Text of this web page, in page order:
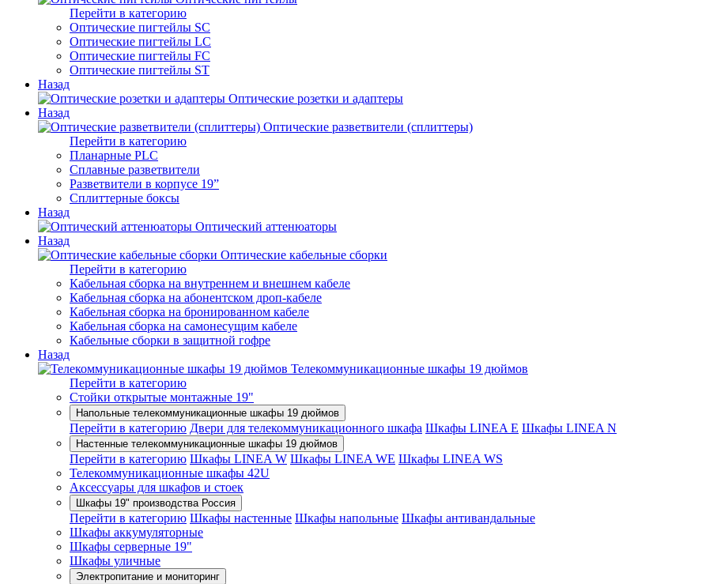
Перейти в категорию
Оптические пигтейлы SC
Оптические пигтейлы LC
Оптические пигтейлы FC
Оптические пигтейлы ST
Назад
Оптические розетки и адаптеры
Назад
Оптические разветвители (сплиттеры)
Перейти в категорию
Планарные PLC
Сплавные разветвители
Разветвители в корпусе 19”
Сплиттерные боксы
Назад
Оптический аттенюаторы
Назад
Оптические кабельные сборки
Перейти в категорию
Кабельная сборка на внутреннем и внешнем кабеле
Кабельная сборка на абонентском дроп-кабеле
Кабельная сборка на бронированном кабеле
Кабельная сборка на самонесущим кабеле
Кабельные сборки в защитной гофре
Назад
Телекоммуникационные шкафы 19 дюймов
Перейти в категорию
Стойки открытые монтажные 19"
Напольные телекоммуникационные шкафы 19 дюймов
Перейти в категорию Двери для телекоммуникационного шкафа Шкафы LINEA E Шкафы LINEA N
Настенные телекоммуникационные шкафы 19 дюймов
Перейти в категорию Шкафы LINEA W Шкафы LINEA WE Шкафы LINEA WS
Телекоммуникационные шкафы 42U
Аксессуары для шкафов и стоек
Шкафы 19" производства Россия
Перейти в категорию Шкафы настенные Шкафы напольные Шкафы антивандальные
Шкафы аккумуляторные
Шкафы серверные 19"
Шкафы уличные
Электропитание и мониторинг